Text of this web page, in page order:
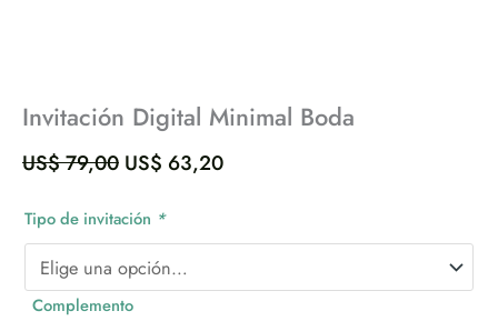
Invitación Digital Minimal Boda
US$79,00 US$ 63,20
Tipo de invitación *
Complemento